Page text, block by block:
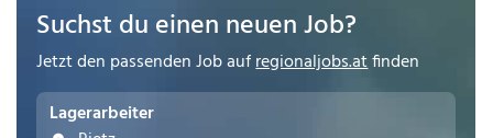
Suchst du einen neuen Job?
Jetzt den passenden Job aufregionaljobs.atfinden
Lagerarbeiter